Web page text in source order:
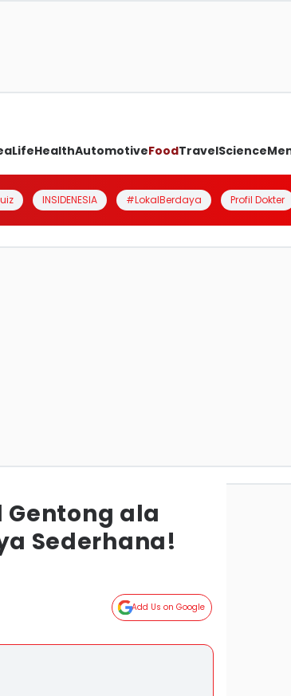
LifeHealthAutomotiveFoodTravelScience
INSIDENESIA #LokalBerdaya Profil Dokter
Gentong ala
Sederhana!
Add Us on Google